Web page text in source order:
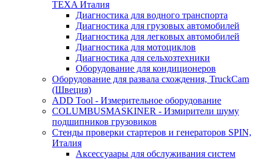
TEXA Италия
Диагностика для водного транспорта
Диагностика для грузовых автомобилей
Диагностика для легковых автомобилей
Диагностика для мотоциклов
Диагностика для сельхозтехники
Оборудование для кондиционеров
Оборудование для развала схождения, TruckCam
(Швеция)
ADD Tool - Измерительное оборудование
COLUMBUSMASKINER - Измирители шуму
подшипников грузовиков
Стенды проверки стартеров и генераторов SPIN,
Италия
Аксессуаары для обслуживания систем